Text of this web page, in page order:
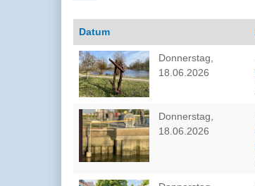
Datum
Donnerstag,
18.06.2026
Donnerstag,
18.06.2026